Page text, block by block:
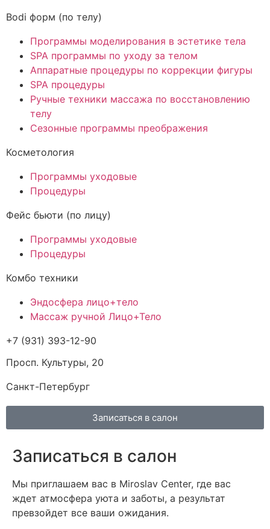
Bodi форм (по телу)
Программы моделирования в эстетике тела
SPA программы по уходу за телом
Аппаратные процедуры по коррекции фигуры
SPA процедуры
Ручные техники массажа по восстановлению
телу
Сезонные программы преображения
Косметология
Программы уходовые
Процедуры
Фейс бьюти (по лицу)
Программы уходовые
Процедуры
Комбо техники
Эндосфера лицо+тело
Массаж ручной Лицо+Тело
+7 (931) 393-12-90
Просп. Культуры, 20
Санкт-Петербург
Записаться в салон
Записаться в салон
Мы приглашаем вас в Miroslav Center, где вас
ждет атмосфера уюта и заботы, а результат
превзойдет все ваши ожидания.